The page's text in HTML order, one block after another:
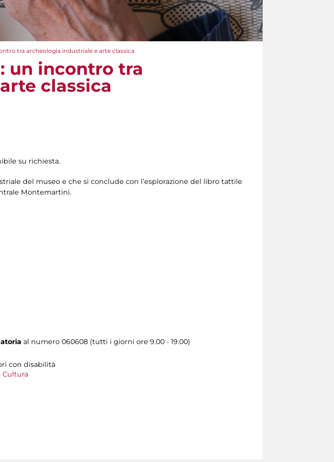
tra archeologia industriale e arte classica
un incontro tra
classica
su richiesta.
del museo e che si conclude con l’esplorazione del libro tattile
Montemartini.
al numero 060608 (tutti i giorni ore 9.00 - 19.00)
con disabilità
Cultura